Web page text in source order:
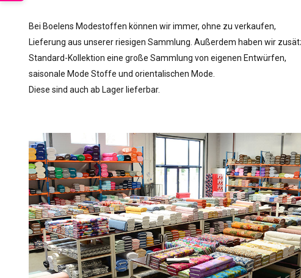
Bei Boelens Modestoffen können wir immer, ohne zu verkaufen,
Lieferung aus unserer riesigen Sammlung. Außerdem haben wir
Standard-Kollektion eine große Sammlung von eigenen Entwürfen,
saisonale Mode Stoffe und orientalischen Mode.
Diese sind auch ab Lager lieferbar.